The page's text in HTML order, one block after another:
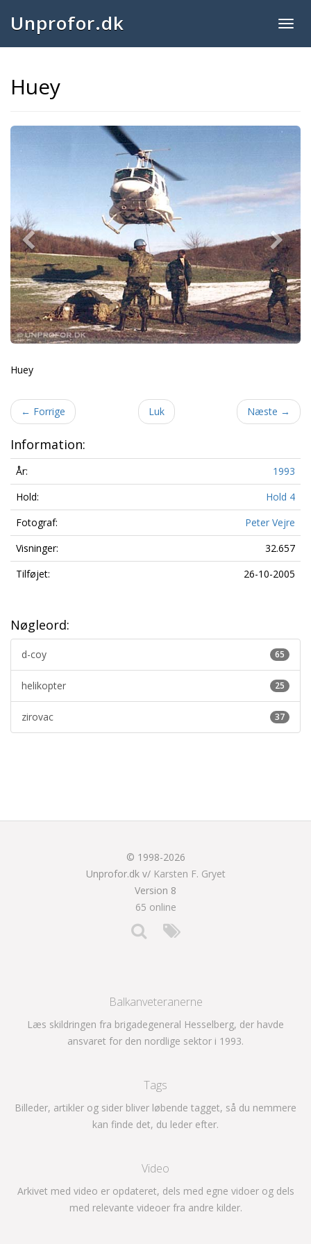
Unprofor.dk
Huey
Previous
Huey
← Forrige Luk Næste →
Information:
År:
1993
Hold:
Hold 4
Fotograf:
Peter Vejre
Visninger:
32.657
Tilføjet:
26-10-2005
Nøgleord:
65
d-coy
25
helikopter
37
zirovac
© 1998-2026
Unprofor.dk v/ Karsten F. Gryet
Version 8
65 online
Balkanveteranerne
Læs skildringen fra brigadegeneral Hesselberg, der havde
ansvaret for den nordlige sektor i 1993.
Tags
Billeder, artikler og sider bliver løbende tagget, så du nemmere
kan finde det, du leder efter.
Video
Arkivet med video er opdateret, dels med egne vidoer og dels
med relevante videoer fra andre kilder.